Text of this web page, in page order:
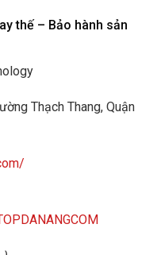
thế – Bảo hành sản
Thạch Thang, Quận